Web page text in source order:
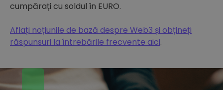
cumpărați cu soldul în EURO.
Aflați noțiunile de bază despre Web3 și obțineți
răspunsuri la întrebările frecvente aici.